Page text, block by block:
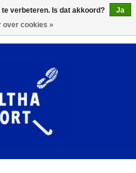
verbeteren. Is dat akkoord?
Ja
over cookies »